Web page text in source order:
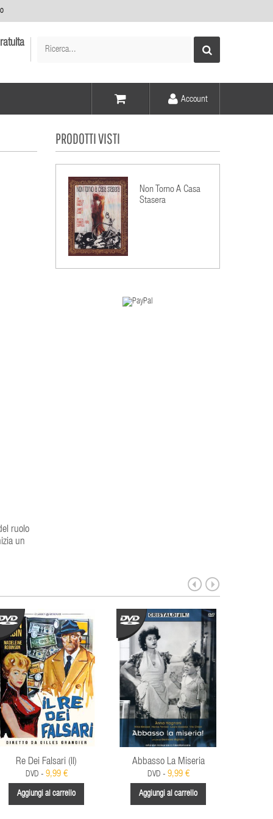
Elementi -
Account
ruolo
un
PRODOTTI VISTI
Non Torno A Casa
Stasera
Re Dei Falsari (Il)
DVD - 9,99 €
Aggiungi al carrello
Abbasso La Miseria
DVD - 9,99 €
Aggiungi al carrello